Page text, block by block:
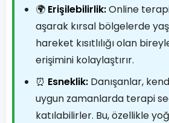
🌍 Erişilebilirlik:Online
aşarak kırsal bölgelerde
hareket kısıtlılığı olan
erişimini kolaylaştırır.
⏰ Esneklik: Danışanlar,
uygun zamanlarda terapi
katılabilirler. Bu, özellikle